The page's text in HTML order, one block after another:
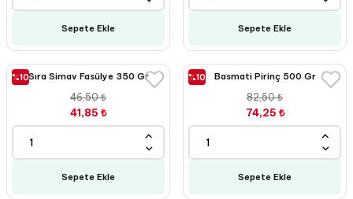
Sepete Ekle Sepete Ekle
%10Sıra Simav Fasülye 350 Gr
46,50 ₺
41,85 ₺
Sepete Ekle
%10 Basmati Pirinç 500 Gr
82,50 ₺
74,25 ₺
Sepete Ekle